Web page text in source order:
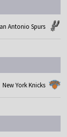
Antonio Spurs
New York Knicks